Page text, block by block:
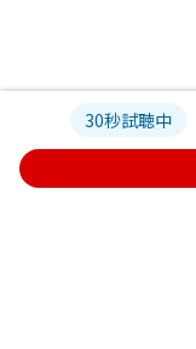
30秒試聴中